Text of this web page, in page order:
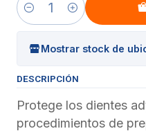
Cantidad
Mostrar stock de
DESCRIPCIÓN
Protege los dientes
procedimientos de